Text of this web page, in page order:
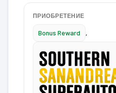
ПРИОБРЕТЕНИЕ
Bonus Reward ,